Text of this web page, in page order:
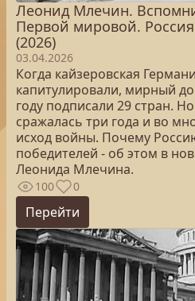
Леонид Млечин.
Первой мировой.
(2026)
03.04.2026
Когда кайзеровская
капитулировали, мирный
году подписали 29 стран.
сражалась три года и во
исход войны. Почему
победителей - об этом в
Леонида Млечина.
100 0
Перейти